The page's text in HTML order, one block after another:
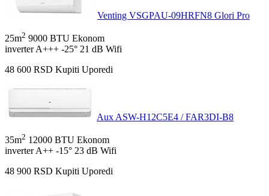
Venting VSGPAU-09HRFN8 Glori Pro
25m2 9000 BTU Ekonom
inverter A+++ -25° 21 dB Wifi
48 600 RSD Kupiti Uporedi
Aux ASW-H12C5E4 / FAR3DI-B8
35m2 12000 BTU Ekonom
inverterA++ -15° 23 dB Wifi
48 900 RSD Kupiti Uporedi